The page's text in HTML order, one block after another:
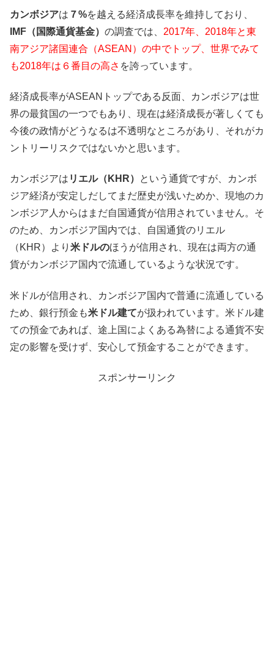
カンボジアは ７%を越える経済成長率を維持しており、
IMF（国際通貨基金） の調査では、 2017年、2018年と東
南アジア諸国連合（ASEAN）の中でトップ、世界でみて
も2018年は６番目の高さ を誇っています。
経済成長率がASEANトップである反面、カンボジアは世
界の最貧国の一つでもあり、現在は経済成長が著しくても
今後の政情がどうなるは不透明なところがあり、それがカ
ントリーリスクではないかと思います。
カンボジアは リエル（KHR）
という通貨ですが、カンボ
ジア経済が安定しだしてまだ歴史が浅いためか、現地のカ
ンボジア人からはまだ自国通貨が信用されていません。そ
のため、カンボジア国内では、自国通貨のリエル
（KHR）より 米ドルのほうが信用され、現在は両方の通
貨がカンボジア国内で流通しているような状況です。
米ドルが信用され、カンボジア国内で普通に流通している
ため、銀行預金も米ドル建てが扱われています。米ドル建
ての預金であれば、途上国によくある為替による通貨不安
定の影響を受けず、安心して預金することができます。
スポンサーリンク